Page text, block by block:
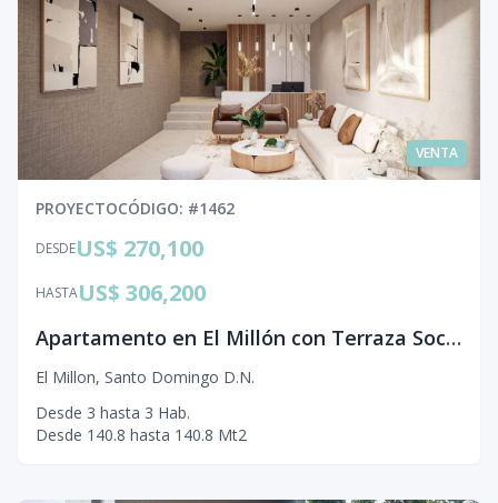
VENTA
PROYECTOCÓDIGO: #1462
DESDEUS$ 270,100
HASTAUS$ 306,200
Apartamento en El Millón con Terraza Social y Gimnasio
El Millon, Santo Domingo D.N.
Desde 3 hasta 3 Hab.
Desde 140.8 hasta 140.8 Mt2